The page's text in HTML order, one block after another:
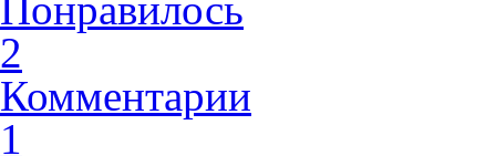
2
Комментарии
1